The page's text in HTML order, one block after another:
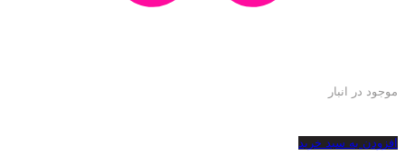
موجود در انبار
افزودن به سبد خرید